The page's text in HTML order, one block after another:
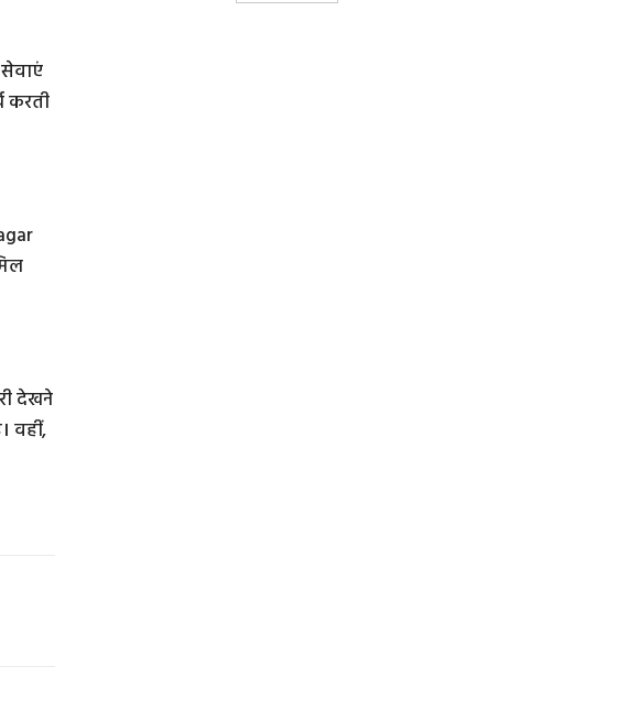
करती
देखने
वहीं,